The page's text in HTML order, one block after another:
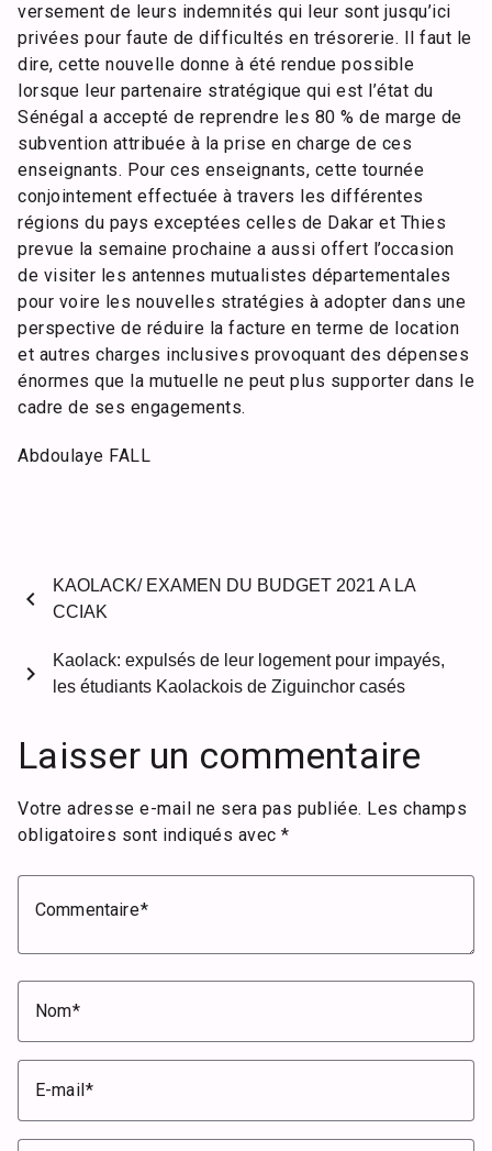
versement de leurs indemnités qui leur sont jusqu’ici
privées pour faute de difficultés en trésorerie. Il faut le
dire, cette nouvelle donne à été rendue possible
lorsque leur partenaire stratégique qui est l’état du
Sénégal a accepté de reprendre les 80 % de marge de
subvention attribuée à la prise en charge de ces
enseignants. Pour ces enseignants, cette tournée
conjointement effectuée à travers les différentes
régions du pays exceptées celles de Dakar et Thies
prevue la semaine prochaine a aussi offert l’occasion
de visiter les antennes mutualistes départementales
pour voire les nouvelles stratégies à adopter dans une
perspective de réduire la facture en terme de location
et autres charges inclusives provoquant des dépenses
énormes que la mutuelle ne peut plus supporter dans le
cadre de ses engagements.
Abdoulaye FALL
chevron_left
KAOLACK/ EXAMEN DU BUDGET 2021 A LA
CCIAK
Kaolack: expulsés de leur logement pour impayés,
les étudiants Kaolackois de Ziguinchor casés
chevron_right
Laisser un commentaire
Votre adresse e-mail ne sera pas publiée. Les champs
obligatoires sont indiqués avec *
Commentaire
Nom
E-mail